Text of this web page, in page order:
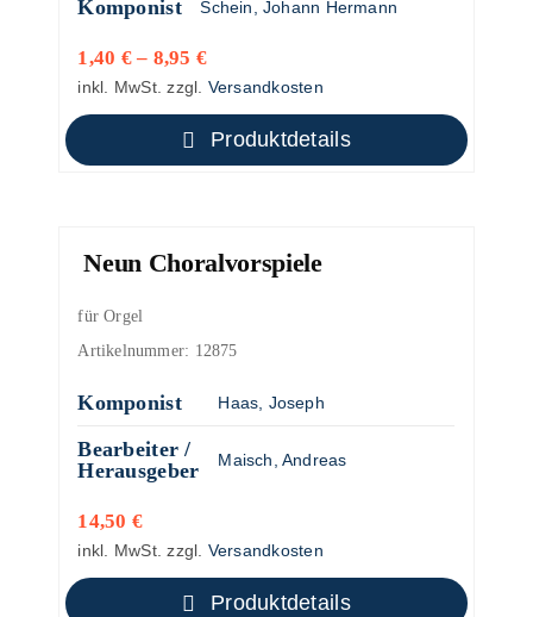
Komponist Schein, Johann Hermann
1,40 €– 8,95 €
inkl. MwSt. zzgl. Versandkosten
Produktdetails
Neun Choralvorspiele
für Orgel
Artikelnummer: 12875
Komponist Haas, Joseph
Bearbeiter /
Herausgeber
Maisch, Andreas
14,50 €
inkl. MwSt. zzgl. Versandkosten
Produktdetails